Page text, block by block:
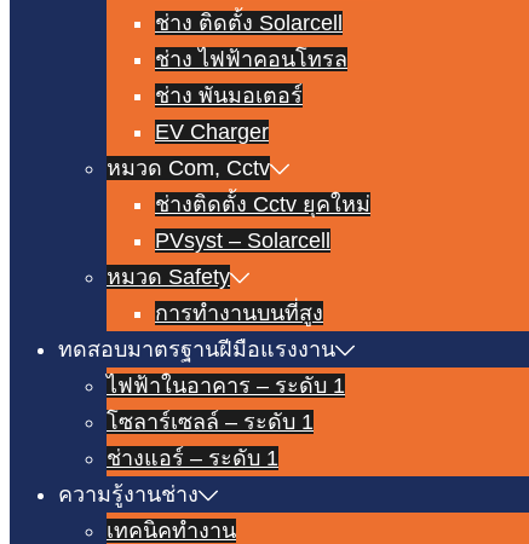
ช่าง ติดตั้ง Solarcell
ช่าง ไฟฟ้าคอนโทรล
ช่าง พันมอเตอร์
EV Charger
หมวด Com, Cctv
ช่างติดตั้ง Cctv ยุคใหม่
PVsyst – Solarcell
หมวด Safety
การทำงานบนที่สูง
ทดสอบมาตรฐานฝีมือแรงงาน
ไฟฟ้าในอาคาร – ระดับ 1
โซลาร์เซลล์ – ระดับ 1
ช่างแอร์ – ระดับ 1
ความรู้งานช่าง
เทคนิคทำงาน